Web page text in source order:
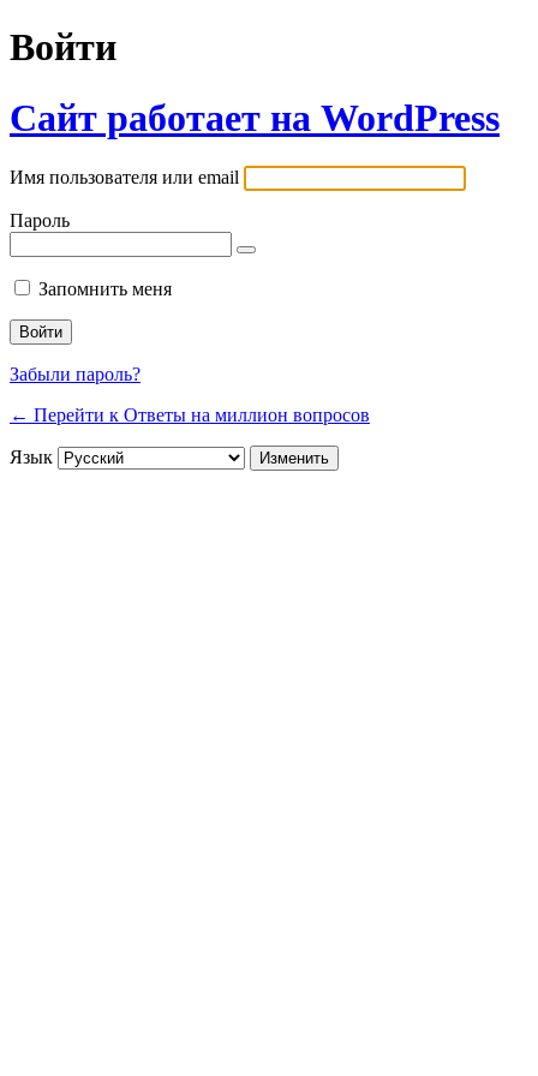
Войти
Сайт работает на WordPress
Имя пользователя или email
Пароль
Запомнить меня
Забыли пароль?
← Перейти к Ответы на миллион вопросов
Язык